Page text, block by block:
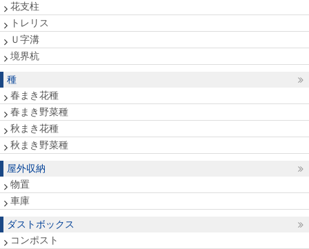
花支柱
トレリス
Ｕ字溝
境界杭
種
春まき花種
春まき野菜種
秋まき花種
秋まき野菜種
屋外収納
物置
車庫
ダストボックス
コンポスト